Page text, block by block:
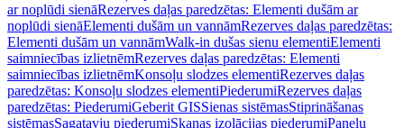
ar noplūdi sienāRezerves daļas paredzētas: Elementi dušām ar
noplūdi sienāElementi dušām un vannāmRezerves daļas paredzētas:
Elementi dušām un vannāmWalk-in dušas sienu elementiElementi
saimniecības izlietnēmRezerves daļas paredzētas: Elementi
saimniecības izlietnēmKonsoļu slodzes elementiRezerves daļas
paredzētas: Konsoļu slodzes elementiPiederumiRezerves daļas
paredzētas: PiederumiGeberit GISSienas sistēmasStiprināšanas
sistēmasSagatavju piederumiSkaņas izolācijas piederumiPaneļu